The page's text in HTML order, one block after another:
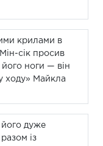
крилами в
сік просив
ноги — він
ходу» Майкла
його дуже
із